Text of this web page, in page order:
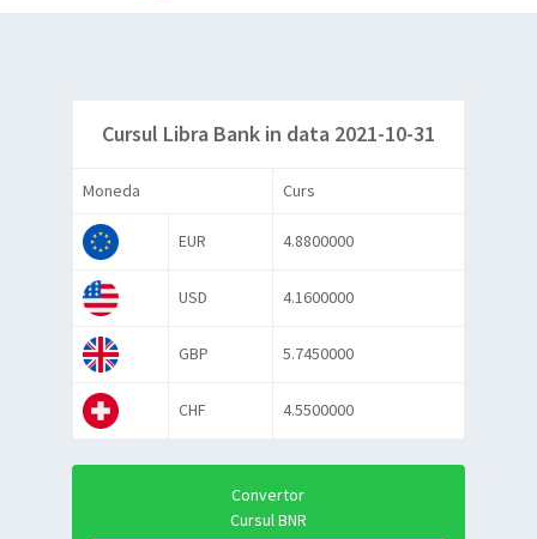
Cursul Libra Bank in data 2021-10-31
Moneda Curs
EUR 4.8800000
USD 4.1600000
GBP 5.7450000
CHF 4.5500000
Convertor
Cursul BNR